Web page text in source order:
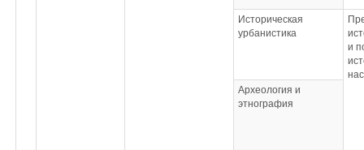
Историческая
урбанистика
и
Археология и
этнография